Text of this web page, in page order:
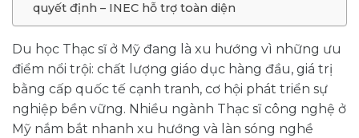
quyết định – INEC hỗ trợ toàn diện
Du học Thạc sĩ ở Mỹ đang là xu hướng vì những ưu
điểm nổi trội: chất lượng giáo dục hàng đầu, giá trị
bằng cấp quốc tế cạnh tranh, cơ hội phát triển sự
nghiệp bền vững. Nhiều ngành Thạc sĩ công nghệ ở
Mỹ nắm bắt nhanh xu hướng và làn sóng nghề